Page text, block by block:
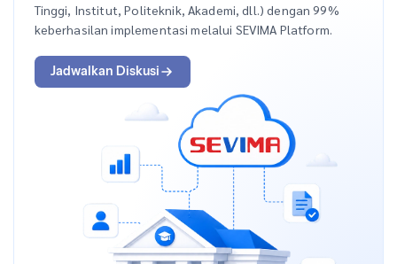
Tinggi, Institut, Politeknik, Akademi, dll.) dengan 99%
keberhasilan implementasi melalui SEVIMA Platform.
Jadwalkan Diskusi